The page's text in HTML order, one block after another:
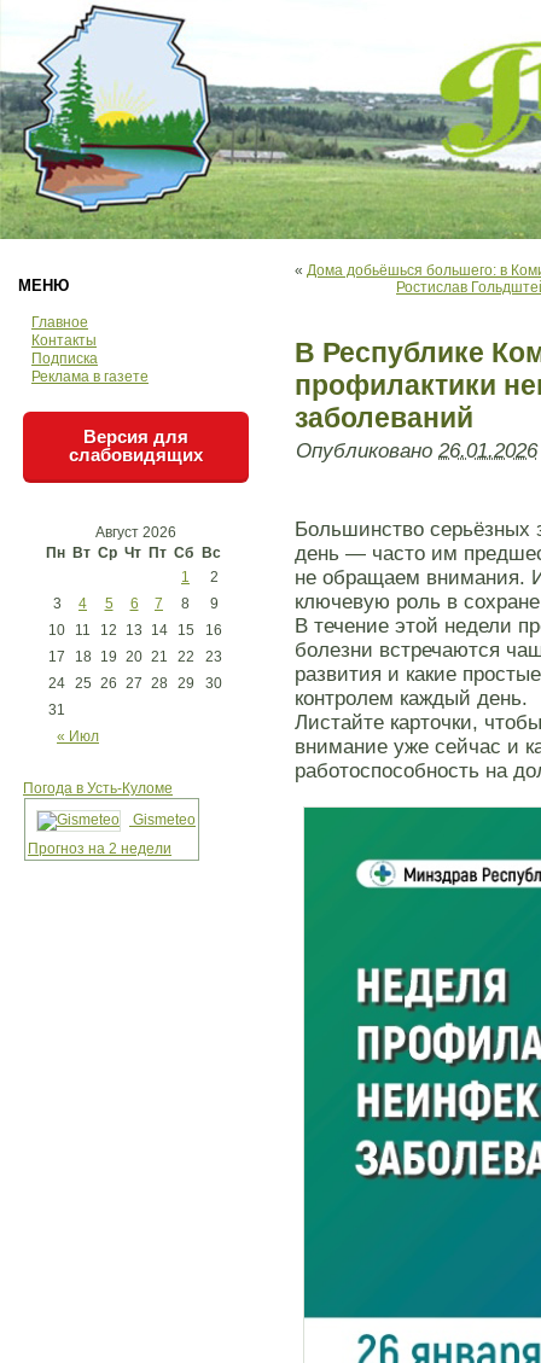
МЕНЮ
Главное
Контакты
Подписка
Реклама в газете
Версия для
слабовидящих
Август 2026
Пн Вт Ср Чт Пт Сб Вс
« Июл
1
2
3
4 5 6 7 8
9
10
11 12 13 14 15
16
17
18 19 20 21 22
23
24 25 26 27 28 29
30
31
Погода в Усть-Куломе
Gismeteo
Прогноз на 2 недели
« Дома добьёшься большего: в
Ростислав
В Республике
профилактики
заболеваний
Опубликовано 26.01.2026
Большинство серьёзных
день — часто им
не обращаем внимания.
ключевую роль в
В течение этой недели
болезни встречаются
развития и какие
контролем каждый день.
Листайте карточки,
внимание уже сейчас и
работоспособность на